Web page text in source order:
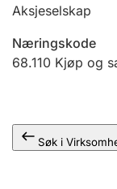
Aksjeselskap
Næringskode
68.110 Kjøp og
Søk i